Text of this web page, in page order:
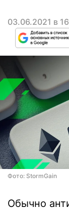
03.06.2021 в
Фото: StormGain
Обычно